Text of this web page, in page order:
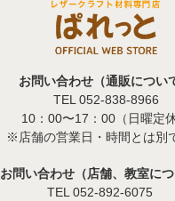
お問い合わせ（通販につい
TEL 052-838-8966
10：00〜17：00（日曜定休
※店舗の営業日・時間とは別
お問い合わせ（店舗、教室につ
TEL 052-892-6075